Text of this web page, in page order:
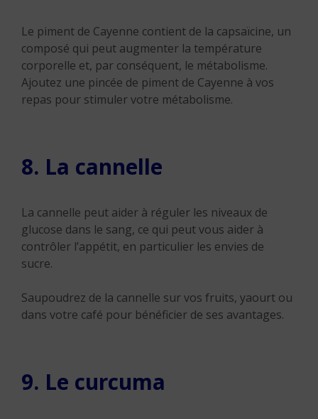
Le piment de Cayenne contient de la capsaïcine, un
composé qui peut augmenter la température
corporelle et, par conséquent, le métabolisme.
Ajoutez une pincée de piment de Cayenne à vos
repas pour stimuler votre métabolisme.
8. La cannelle
La cannelle peut aider à réguler les niveaux de
glucose dans le sang, ce qui peut vous aider à
contrôler l’appétit, en particulier les envies de
sucre.
Saupoudrez de la cannelle sur vos fruits, yaourt ou
dans votre café pour bénéficier de ses avantages.
9. Le curcuma